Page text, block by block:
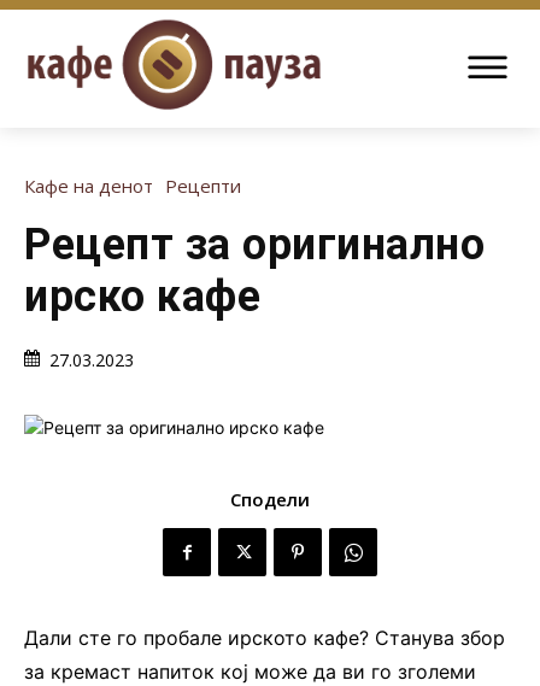
Кафе на денот Рецепти
Рецепт за оригинално
ирско кафе
27.03.2023
Сподели
Дали сте го пробале ирското кафе? Станува збор
за кремаст напиток кој може да ви го зголеми